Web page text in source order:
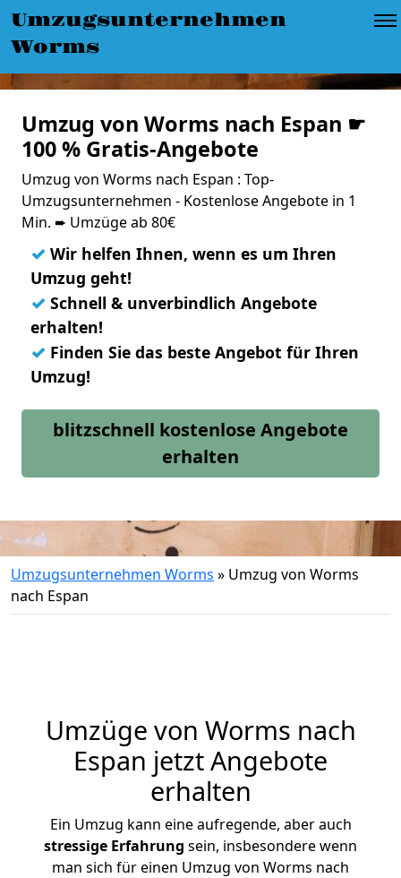
Umzugsunternehmen
Worms
Umzug von Worms nach Espan ☛
100 % Gratis-Angebote
Umzug von Worms nach Espan : Top-
Umzugsunternehmen - Kostenlose Angebote in 1
Min. ➨ Umzüge ab 80€
✓ Wir helfen Ihnen, wenn es um Ihren
Umzug geht!
✓ Schnell & unverbindlich Angebote
erhalten!
✓ Finden Sie das beste Angebot für Ihren
Umzug!
blitzschnell kostenlose Angebote
erhalten
Umzugsunternehmen Worms » Umzug von Worms
nach Espan
Umzüge von Worms nach
Espan jetzt Angebote
erhalten
Ein Umzug kann eine aufregende, aber auch
stressige Erfahrung sein, insbesondere wenn
man sich für einen Umzug von Worms nach